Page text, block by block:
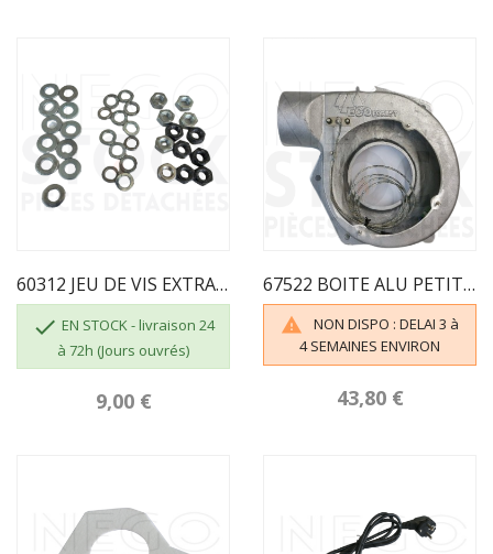
60312 JEU DE VIS EXTRACTEUR VENUS
 EN STOCK - livraison 24
à 72h (Jours ouvrés)
9,00 €
67522 BOITE ALU PETIT MODELE ECOFOREST

NON DISPO : DELAI 3 à
4 SEMAINES ENVIRON
43,80 €